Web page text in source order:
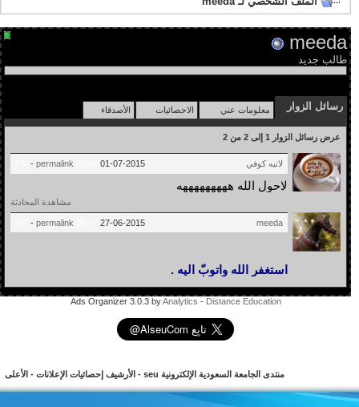
meeda
طالب جديد
رسائل الزوار معلومات عني الاحصائيات الأصدقاء
عرض رسائل الزوار 1 إلى 2من2
01-07-2015
02:46 PM
-permalink لاتيه كوفي
لاحول الله هههههههههه
مشاهدة المحادثة
27-06-2015
05:47 AM
-permalink meeda
استغفر الله واتوبّ اليه .
Ads Organizer 3.0.3 byAnalytics -Distance Education
منتدى الجامعة السعودية الإلكترونية seu - الأرشيف إحصائيات الإعلانات- الأعلى